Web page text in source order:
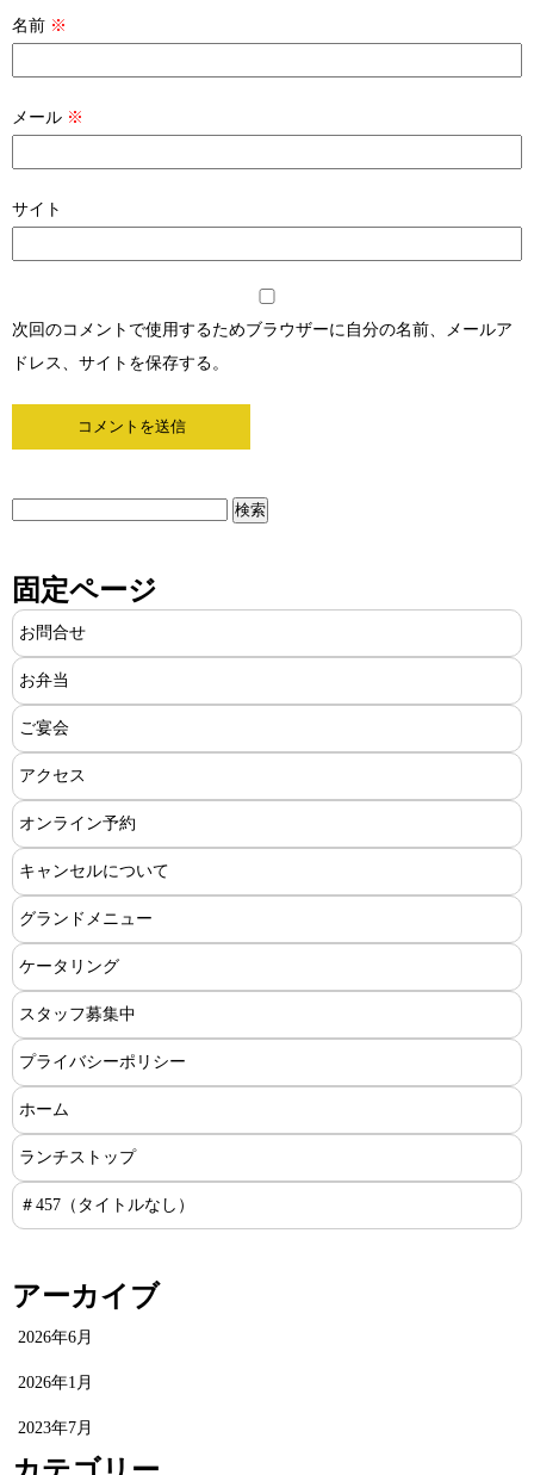
名前 ※
メール ※
サイト
次回のコメントで使用するためブラウザーに自分の名前、メールア
ドレス、サイトを保存する。
固定ページ
お問合せ
お弁当
ご宴会
アクセス
オンライン予約
キャンセルについて
グランドメニュー
ケータリング
スタッフ募集中
プライバシーポリシー
ホーム
ランチストップ
＃457（タイトルなし）
アーカイブ
2026年6月
2026年1月
2023年7月